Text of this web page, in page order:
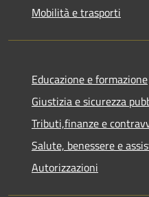
Mobilità e trasporti
Educazione e formazione
Giustizia e sicurezza
Tributi,finanze e
Salute, benessere e
Autorizzazioni